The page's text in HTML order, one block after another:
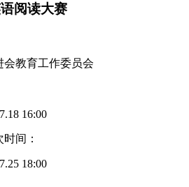
阅读大赛
教育工作委员会
16:00
间：
18:00